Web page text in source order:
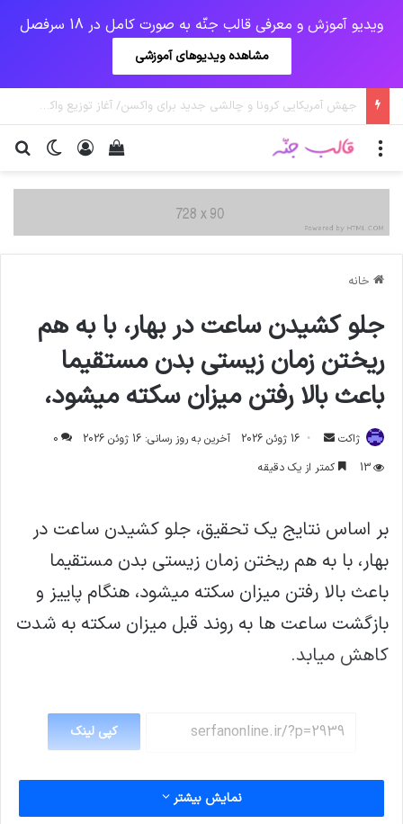
ویدیو آموزش و معرفی قالب جنّه به صورت کامل در 18 سرفصل
مشاهده ویدیوهای آموزشی
یک‌چهارم مرگ‌های روزانه کرونا در خوزستان / نگرانی از گسترش ویروس انگلیسی در تهران
تغییر ورود
دیدن سبد خرید منو
خانه
جلو کشیدن ساعت در بهار، با به هم
ریختن زمان زیستی بدن مستقیما
باعث بالا رفتن میزان سکته میشود،
ژاکت
ارسال
ایمیل
16 ژوئن 2026 آخرین به روز رسانی: 16 ژوئن 2026
0
13
کمتر از یک دقیقه
بر اساس نتایج یک تحقیق، جلو کشیدن ساعت در
بهار، با به هم ریختن زمان زیستی بدن مستقیما
باعث بالا رفتن میزان سکته میشود، هنگام پاییز و
بازگشت ساعت ها به روند قبل میزان سکته به شدت
کاهش میابد.
کپی لینک
نمایش بیشتر